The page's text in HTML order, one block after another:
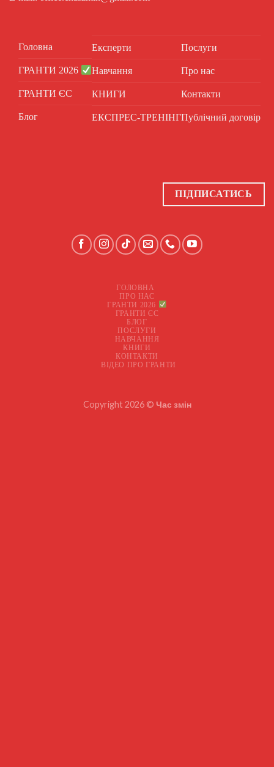
Головна
ГРАНТИ 2026
ГРАНТИ ЄС
Блог
Експерти
Навчання
КНИГИ
ЕКСПРЕС-ТРЕНІНГ
Послуги
Про нас
Контакти
Публічний договір
ПІДПИСАТИСЬ
ГОЛОВНА
ПРО НАС
ГРАНТИ 2026
ГРАНТИ ЄС
БЛОГ
ПОСЛУГИ
НАВЧАННЯ
КНИГИ
КОНТАКТИ
ВІДЕО ПРО ГРАНТИ
Copyright 2026 © Час змін